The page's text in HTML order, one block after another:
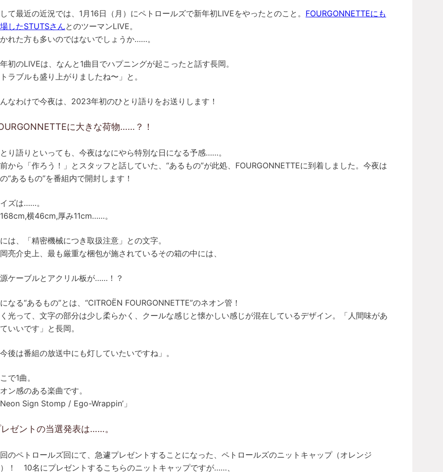
て最近の近況では、1月16日（月）にペトロールズで新年初LIVEをやったとのこと。 FOURGONNETTEにも
したSTUTSさんとのツーマンLIVE。
れた方も多いのではないでしょうか……。
初のLIVEは、なんと1曲目でハプニングが起こったと話す長岡。
ラブルも盛り上がりましたね〜」と。
なわけで今夜は、2023年初のひとり語りをお送りします！
に大きな荷物……？！
り語りといっても、今夜はなにやら特別な日になる予感……。
から「作ろう！」とスタッフと話していた、“あるもの”が此処、FOURGONNETTEに到着しました。今夜は
“あるもの”を番組内で開封します！
ズは……。
横46cm,厚み11cm……。
は、「精密機械につき取扱注意」との文字。
亮介史上、最も厳重な梱包が施されているその箱の中には、
ケーブルとアクリル板が……！？
なる“あるもの”とは、“CITROËN FOURGONNETTE”のネオン管！
光って、文字の部分は少し柔らかく、クールな感じと懐かしい感じが混在しているデザイン。「人間味があ
いいです」と長岡。
後は番組の放送中にも灯していたいですね」。
で1曲。
ン感のある楽曲です。
Sign Stomp / Ego-Wrappin’」
ゼントの当選発表は……。
のペトロールズ回にて、急遽プレゼントすることになった、ペトロールズのニットキャップ（オレンジ
！ 10名にプレゼントするこちらのニットキャップですが……、